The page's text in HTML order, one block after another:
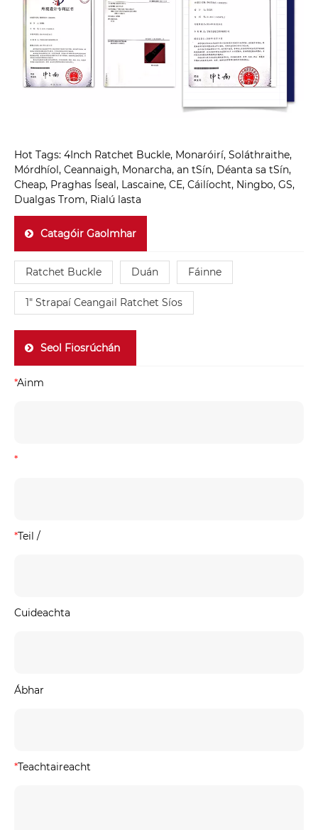
Hot Tags: 4Inch Ratchet Buckle, Monaróirí, Soláthraithe,
Mórdhíol, Ceannaigh, Monarcha, an tSín, Déanta sa tSín,
Cheap, Praghas Íseal, Lascaine, CE, Cáilíocht, Ningbo, GS,
Dualgas Trom, Rialú lasta
Catagóir Gaolmhar
Ratchet Buckle Duán Fáinne
1" Strapaí Ceangail Ratchet Síos
Seol Fiosrúchán
*Ainm
*
*Teil /
Cuideachta
Ábhar
*Teachtaireacht